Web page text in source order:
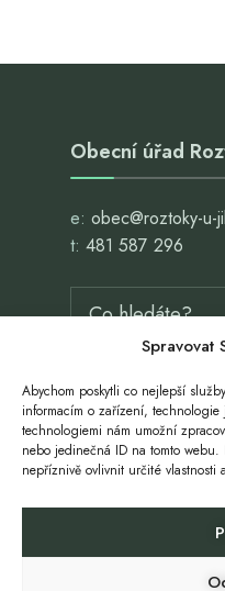
Spravovat
Abychom poskytli co nejlepší
informacím o zařízení, technologie
technologiemi nám umožní
nebo jedinečná ID na tomto
nepříznivě ovlivnit určité vlastnosti
Obecní úřad
e: obec@roztoky-u-
t: 481 587 296
Adresa / Úřední
Roztoky u Jilemnice
512 31 Roztoky u
Datová schránka